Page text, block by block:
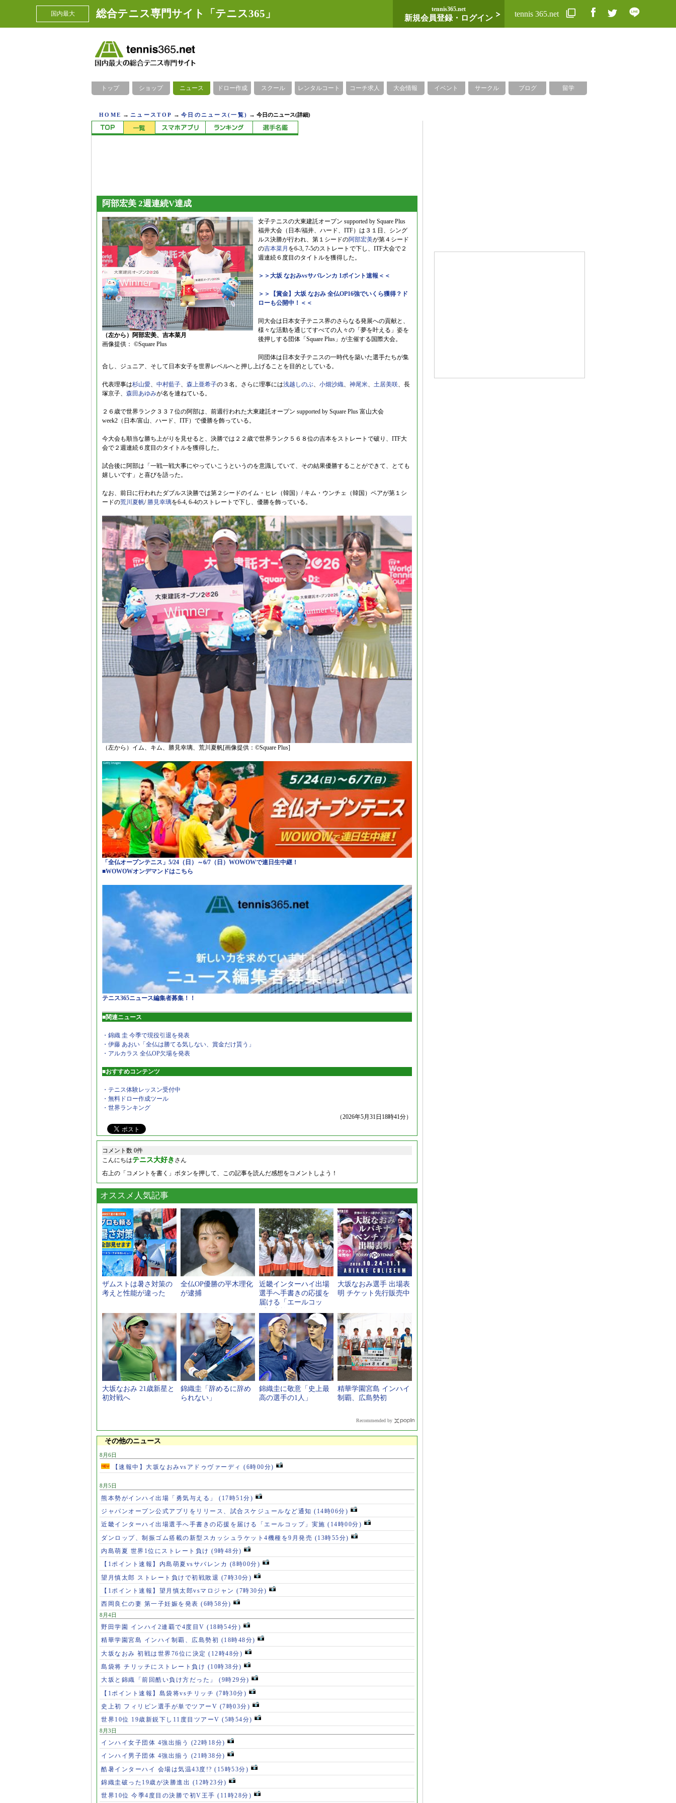
国内最大 総合テニス専門サイト「テニス365」 tennis365.net
新規会員登録・ログイン tennis 365.net
トップ ショップ ニュース ドロー作成 スクール レンタルコート コーチ求人 大会情報 イベント サークル ブログ 留学
HOME → ニュースTOP →今日のニュース(一覧) →今日のニュース(詳細)
阿部宏美 2週連続V達成
（左から）阿部宏美、吉本菜月
画像提供： ©Square Plus
女子テニスの大東建託オープン supported by Square Plus
福井大会（日本/福井、ハード、ITF）は３１日、シング
ルス決勝が行われ、第１シードの阿部宏美が第４シード
の吉本菜月 を6-3, 7-5のストレートで下し、ITF大会で２
週連続６度目のタイトルを獲得した。
＞＞大坂 なおみvsサバレンカ 1ポイント速報＜＜
＞＞【賞金】大坂 なおみ 全仏OP16強でいくら獲得？ド
ローも公開中！＜＜
同大会は日本女子テニス界のさらなる発展への貢献と、
様々な活動を通じてすべての人々の「夢を叶える」姿を
後押しする団体「Square Plus」が主催する国際大会。
同団体は日本女子テニスの一時代を築いた選手たちが集
合し、ジュニア、そして日本女子を世界レベルへと押し上げることを目的としている。
代表理事は杉山愛、 中村藍子、 森上亜希子の３名。さらに理事には浅越しのぶ、 小畑沙織、 神尾米、 土居美咲、長
塚京子、 森田あゆみが名を連ねている。
２６歳で世界ランク３３７位の阿部は、前週行われた大東建託オープン supported by Square Plus 富山大会
week2（日本/富山、ハード、ITF）で優勝を飾っている。
今大会も順当な勝ち上がりを見せると、決勝では２２歳で世界ランク５６８位の吉本をストレートで破り、ITF大
会で２週連続６度目のタイトルを獲得した。
試合後に阿部は「一戦一戦大事にやっていこうというのを意識していて、その結果優勝することができて、とても
嬉しいです」と喜びを語った。
なお、前日に行われたダブルス決勝では第２シードのイム・ヒレ（韓国）/ キム・ウンチェ（韓国）ペアが第１シ
ードの荒川夏帆/ 勝見幸璃を6-4, 6-4のストレートで下し、優勝を飾っている。
（左から）イム、キム、勝見幸璃、荒川夏帆[画像提供：©Square Plus]
「全仏オープンテニス」5/24（日）～6/7（日）WOWOWで連日生中継！
■WOWOWオンデマンドはこちら
テニス365ニュース編集者募集！！
■関連ニュース
・錦織 圭 今季で現役引退を発表
・伊藤 あおい「全仏は勝てる気しない、賞金だけ貰う」
・アルカラス 全仏OP欠場を発表
■おすすめコンテンツ
・テニス体験レッスン受付中
・無料ドロー作成ツール
・世界ランキング
（2026年5月31日18時41分）
コメント数 0件
こんにちはテニス大好き さん
右上の「コメントを書く」ボタンを押して、この記事を読んだ感想をコメントしよう！
オススメ人気記事
ザムストは暑さ対策の
考えと性能が違った
全仏OP優勝の平木理化
が逮捕
近畿インターハイ出場
選手へ手書きの応援を
届ける「エールコッ
大坂なおみ選手 出場表
明 チケット先行販売中
大坂なおみ 21歳新星と
初対戦へ
錦織圭「辞めるに辞め
られない」
錦織圭に敬意「史上最
高の選手の1人」
精華学園宮島 インハイ
制覇、広島勢初
Recommended by
その他のニュース
8月6日
【速報中】大坂なおみvsアドゥヴァーディ (6時00分)
8月5日
熊本勢がインハイ出場「勇気与える」 (17時51分)
ジャパンオープン公式アプリをリリース、試合スケジュールなど通知 (14時06分)
近畿インターハイ出場選手へ手書きの応援を届ける「エールコップ」実施 (14時00分)
ダンロップ、制振ゴム搭載の新型スカッシュラケット4機種を9月発売 (13時55分)
内島萌夏 世界1位にストレート負け (9時48分)
【1ポイント速報】内島萌夏vsサバレンカ (8時00分)
望月慎太郎 ストレート負けで初戦敗退 (7時30分)
【1ポイント速報】望月慎太郎vsマロジャン (7時30分)
西岡良仁の妻 第一子妊娠を発表 (6時58分)
8月4日
野田学園 インハイ2連覇で4度目V (18時54分)
精華学園宮島 インハイ制覇、広島勢初 (18時48分)
大坂なおみ 初戦は世界76位に決定 (12時48分)
島袋将 チリッチにストレート負け (10時38分)
大坂と錦織「前回酷い負け方だった」 (9時29分)
【1ポイント速報】島袋将vsチリッチ (7時30分)
史上初 フィリピン選手が単でツアーV (7時03分)
世界10位 19歳新鋭下し11度目ツアーV (5時54分)
8月3日
インハイ女子団体 4強出揃う (22時18分)
インハイ男子団体 4強出揃う (21時38分)
酷暑インターハイ 会場は気温43度!? (15時53分)
錦織圭破った19歳が決勝進出 (12時23分)
世界10位 今季4度目の決勝で初V王手 (11時28分)